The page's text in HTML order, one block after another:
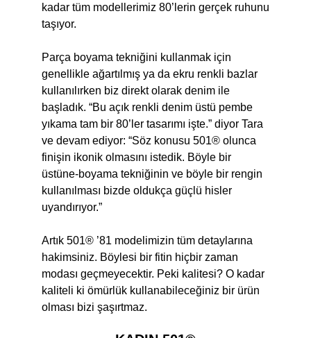
kadar tüm modellerimiz 80’lerin gerçek ruhunu
taşıyor.
Parça boyama tekniğini kullanmak için
genellikle ağartılmış ya da ekru renkli bazlar
kullanılırken biz direkt olarak denim ile
başladık. “Bu açık renkli denim üstü pembe
yıkama tam bir 80’ler tasarımı işte.” diyor Tara
ve devam ediyor: “Söz konusu 501® olunca
finişin ikonik olmasını istedik. Böyle bir
üstüne-boyama tekniğinin ve böyle bir rengin
kullanılması bizde oldukça güçlü hisler
uyandırıyor.”
Artık 501® ’81 modelimizin tüm detaylarına
hakimsiniz. Böylesi bir fitin hiçbir zaman
modası geçmeyecektir. Peki kalitesi? O kadar
kaliteli ki ömürlük kullanabileceğiniz bir ürün
olması bizi şaşırtmaz.